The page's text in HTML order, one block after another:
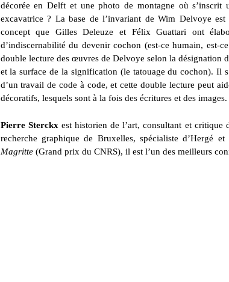
décorée en Delft et une photo de montagne où
excavatrice ? La base de l’invariant de Wim Delvoye
concept que Gilles Deleuze et Félix Guattari ont
d’indiscernabilité du devenir cochon (est-ce humain, est-
double lecture des œuvres de Delvoye selon la désignation
et la surface de la signification (le tatouage du cochon). Il
d’un travail de code à code, et cette double lecture peut
décoratifs, lesquels sont à la fois des écritures et des images.
Pierre Sterckx est historien de l’art, consultant et critique
recherche graphique de Bruxelles, spécialiste d’Hergé
Magritte(Grand prix du CNRS), il est l’un des meilleurs